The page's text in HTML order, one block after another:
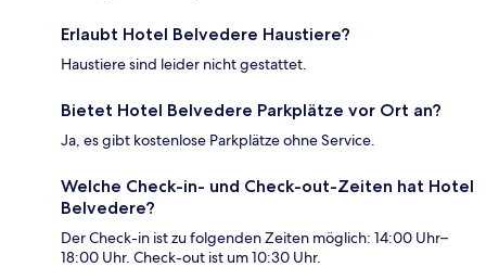
Erlaubt Hotel Belvedere Haustiere?
Haustiere sind leider nicht gestattet.
Bietet Hotel Belvedere Parkplätze vor Ort an?
Ja, es gibt kostenlose Parkplätze ohne Service.
Welche Check-in- und Check-out-Zeiten hat Hotel
Belvedere?
Der Check-in ist zu folgenden Zeiten möglich: 14:00 Uhr–
18:00 Uhr. Check-out ist um 10:30 Uhr.